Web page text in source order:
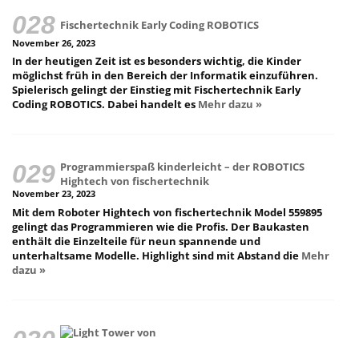
Fischertechnik Early Coding ROBOTICS
November 26, 2023
In der heutigen Zeit ist es besonders wichtig, die Kinder
möglichst früh in den Bereich der Informatik einzuführen.
Spielerisch gelingt der Einstieg mit Fischertechnik Early
Coding ROBOTICS. Dabei handelt es Mehr dazu »
Programmierspaß kinderleicht – der ROBOTICS
Hightech von fischertechnik
November 23, 2023
Mit dem Roboter Hightech von fischertechnik Model 559895
gelingt das Programmieren wie die Profis. Der Baukasten
enthält die Einzelteile für neun spannende und
unterhaltsame Modelle. Highlight sind mit Abstand die Mehr
dazu »